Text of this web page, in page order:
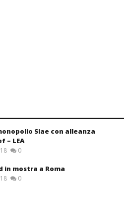
Siae con alleanza
– LEA
0
in mostra a Roma
0